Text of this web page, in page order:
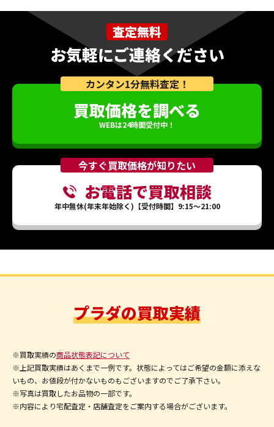
査定無料
お気軽にご連絡ください
カンタン1分無料査定！
買取価格を調べる
WEBは24時間受付中！
今すぐ買取価格が知りたい
お電話で買取相談
年中無休(年末年始除く)【受付時間】9:15～21:00
プラダの買取実績
※買取実績の商品状態表記について
※上記買取実績はあくまで一例です。状態によってはご希望の金額に添えな
いもの、お値段が付かないものもございますのでご了承下さい。
※写真は買取したお品物の一部です。
※内容により宅配査定・店舗査定をご案内する場合がございます。